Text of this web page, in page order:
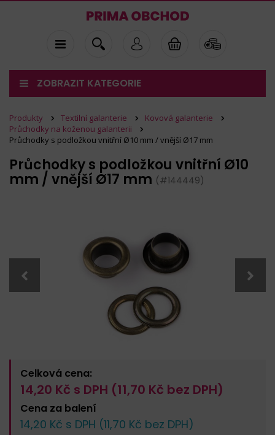
ZOBRAZIT KATEGORIE
Produkty Textilní galanterie
Kovová galanterie
Průchodky na koženou galanterii
Průchodky s podložkou vnitřní Ø10 mm / vnější Ø17 mm
Průchodky s podložkou vnitřní Ø10
mm / vnější Ø17 mm (#144449)
Celková cena:
14,20 Kč s DPH (11,70 Kč bez DPH)
Cena za balení
14,20 Kč s DPH (11,70 Kč bez DPH)